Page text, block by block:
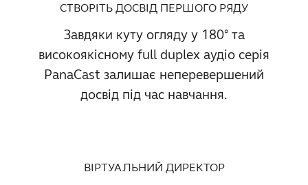
СТВОРІТЬ ДОСВІД ПЕРШОГО РЯДУ
Завдяки куту огляду у 180° та
високоякісному full duplex аудіо серія
PanaCast залишає неперевершений
досвід під час навчання.
ВІРТУАЛЬНИЙ ДИРЕКТОР